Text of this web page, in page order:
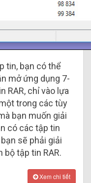
tin, bạn có thể
mở ứng dụng 7-
RAR, chỉ vào lựa
trong các tùy
bạn muốn giải
có các tập tin
sẽ phải giải
tập tin RAR.
Xem chi tiết